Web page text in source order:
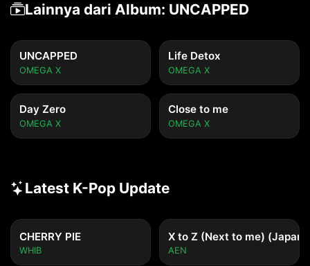
Lainnya dari Album: UNCAPPED
UNCAPPED
OMEGA X
Life Detox
OMEGA X
Day Zero
OMEGA X
Close to me
OMEGA X
Latest K-Pop Update
CHERRY PIE
WHIB
X to Z (Next to me)
AEN